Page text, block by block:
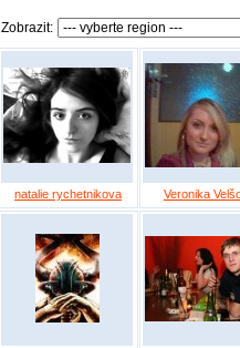
Zobrazit:
natalie rychetnikova Veronika